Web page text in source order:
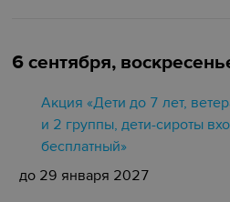
6 сентября,
Акция «Дети до 7 лет,
и 2 группы, дети-сироты
бесплатный»
до 29 января 2027